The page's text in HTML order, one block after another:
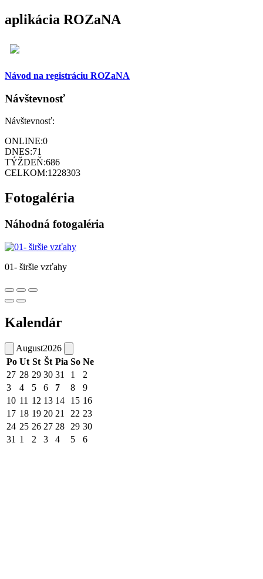
aplikácia ROZaNA
Návod na registráciu ROZaNA
Návštevnosť
Návštevnosť:
ONLINE:0
DNES:71
TÝŽDEŇ:686
CELKOM:1228303
Fotogaléria
Náhodná fotogaléria
01- širšie vzťahy
Kalendár
August2026
Po Ut St Št Pia So Ne
27 28 29 30 31 1
2
3
4 5 6 7 8
9
10 11 12 13 14 15 16
17 18 19 20 21 22 23
24 25 26 27 28 29 30
31 1 2 3 4 5 6